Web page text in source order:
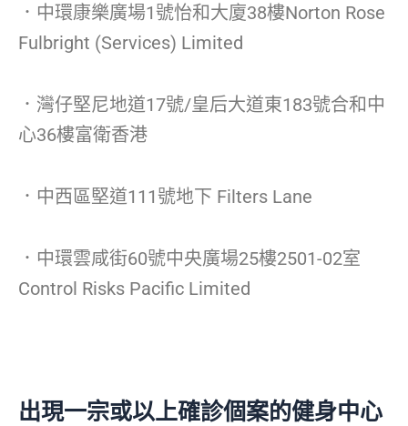
．中環康樂廣場1號怡和大廈38樓Norton Rose
Fulbright (Services) Limited
．灣仔堅尼地道17號/皇后大道東183號合和中
心36樓富衛香港
．中西區堅道111號地下 Filters Lane
．中環雲咸街60號中央廣場25樓2501-02室
Control Risks Pacific Limited
出現一宗或以上確診個案的健身中心